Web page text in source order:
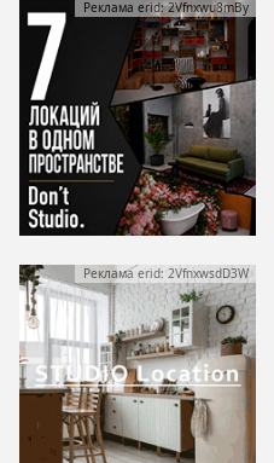
Реклама erid: 2Vfnxwu8mBy
Реклама erid: 2VfnxwsdD3W